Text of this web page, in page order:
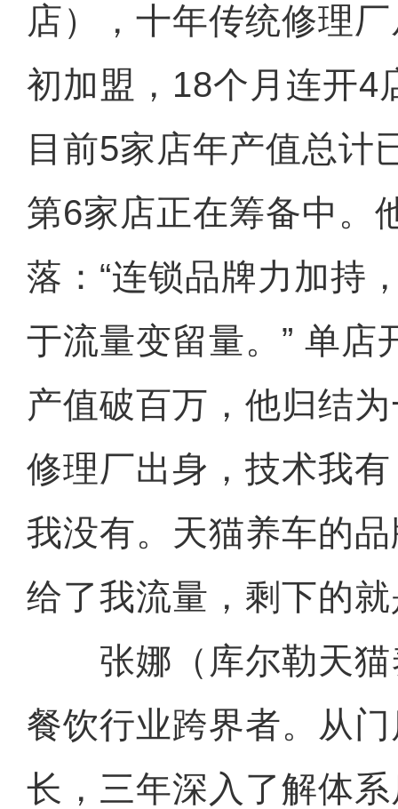
店），十年传统修理
初加盟，18个月连开4
目前5家店年产值总计
第6家店正在筹备中。
落：“连锁品牌力加持
于流量变留量。” 单店
产值破百万，他归结
修理厂出身，技术我
我没有。天猫养车的
给了我流量，剩下的
张娜（库尔勒天猫
餐饮行业跨界者。从
长，三年深入了解体